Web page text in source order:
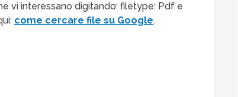
vi interessano digitando: filetype: Pdf e
come cercare file su Google.